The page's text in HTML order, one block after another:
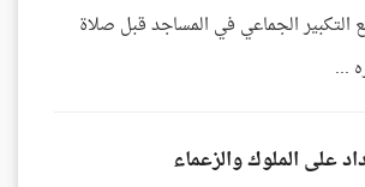
التكبير الجماعي في المساجد قبل صلاة
...
على الملوك والزعماء